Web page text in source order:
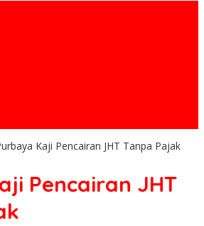
Kaji Pencairan JHT Tanpa Pajak
Pencairan JHT